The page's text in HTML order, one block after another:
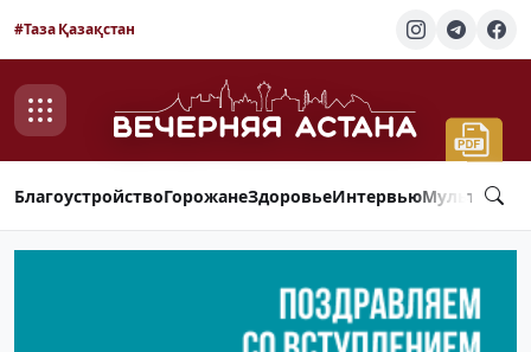
#Таза Қазақстан
БлагоустройствоГорожанеЗдоровьеИнтервью